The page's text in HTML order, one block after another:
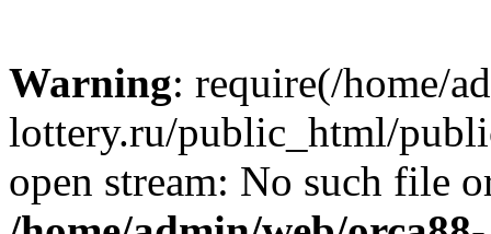
Warning: require(/home/
lottery.ru/public_html/
open stream: No such file